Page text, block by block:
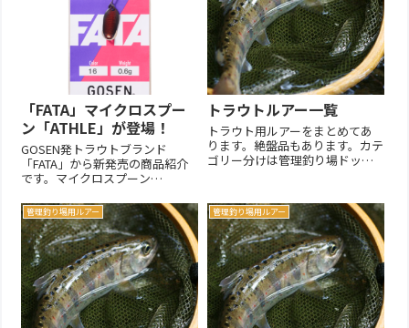
「FATA」マイクロスプー
ン「ATHLE」が登場！
GOSEN発トラウトブランド
「FATA」から新発売の商品紹介
です。マイクロスプーン
ウトのスイッチを入れる。ウォ
ブル主体のアクションでトラウ
トにハイアピール！しっかりし
た引き抵抗で使いやすさも追
及。浮き上がりを抑え、レンジ
キープ...
トラウトルアー一覧
トラウト用ルアーをまとめてあ
ります。絶盤品もあります。カテ
ゴリー分けは管理釣り場ドット
（ANGLER's System）BUX /
Dohna / LE-on / OLIAN / WIRED●
ダイワ（Daiwa）...
管理釣り場用ルアー 管理釣り場用ルアー